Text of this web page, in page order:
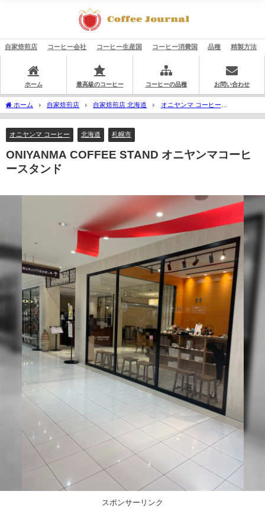
自家焙煎店 コーヒー会社 コーヒー生産国 コーヒー消費国 品種 精製方法
ホーム 最高級のコーヒー コーヒーの品種 お問い合わせ
ホーム 自家焙煎店 自家焙煎店 北海道
オニヤンマ コーヒー
ONIYANMA COFFEE STAND オニヤンマコーヒースタンド
オニヤンマ コーヒー 北海道 札幌市
ONIYANMA COFFEE STAND オニヤンマコーヒ
ースタンド
スポンサーリンク